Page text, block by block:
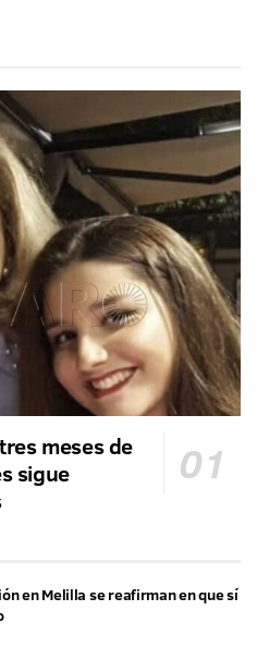
meses de
sigue
en Melilla se reafirman en que sí